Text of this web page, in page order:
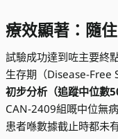
療效顯著：隨
試驗成功達到咗主要終
生存期（Disease-Free
初步分析（追蹤中位數
CAN-2409組嘅中位無
患者喺數據截止時都未